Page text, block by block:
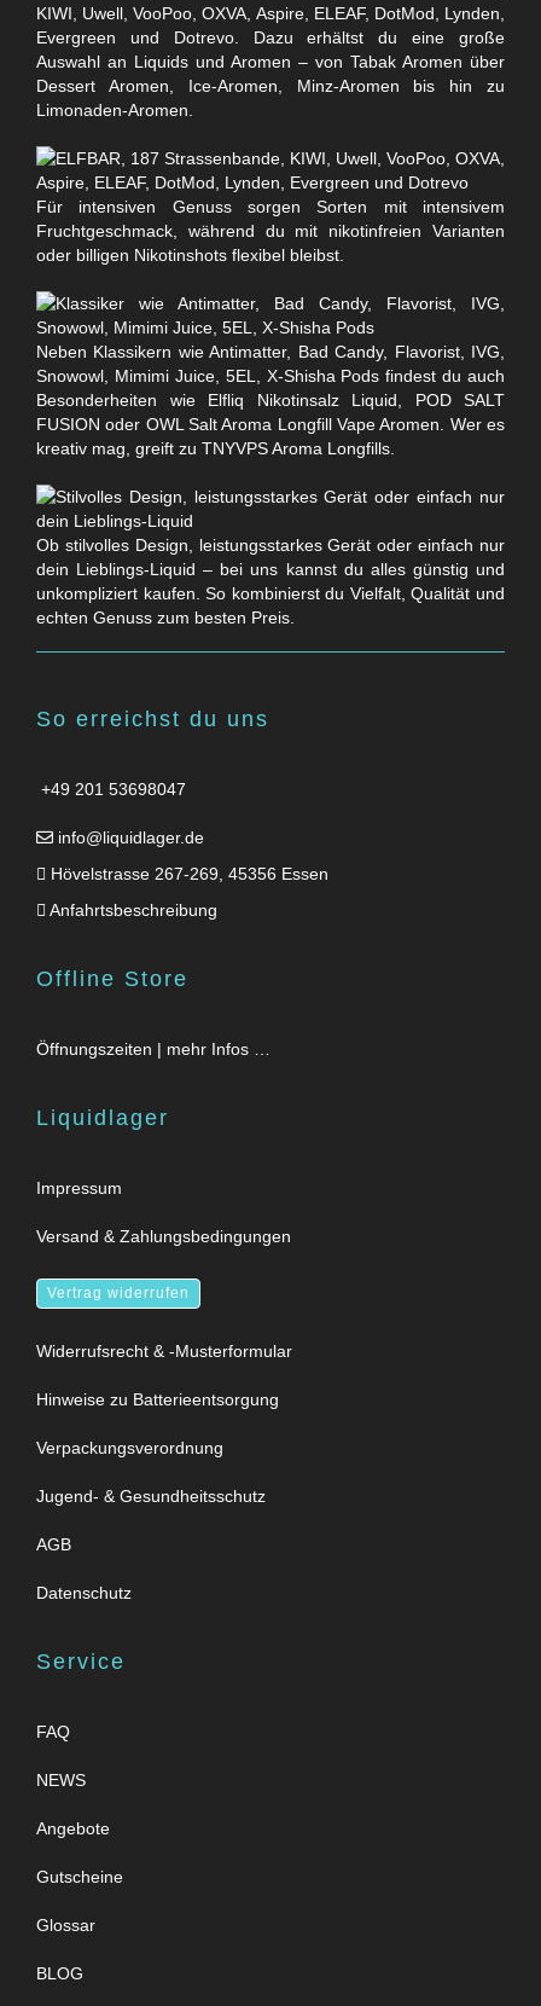
KIWI, Uwell, VooPoo, OXVA, Aspire, ELEAF, DotMod, Lynden,
Evergreen und Dotrevo. Dazu erhältst du eine große
Auswahl an Liquids und Aromen – von Tabak Aromen über
Dessert Aromen, Ice-Aromen, Minz-Aromen bis hin zu
Limonaden-Aromen.
Für intensiven Genuss sorgen Sorten mit intensivem
Fruchtgeschmack, während du mit nikotinfreien Varianten
oder billigen Nikotinshots flexibel bleibst.
Neben Klassikern wie Antimatter, Bad Candy, Flavorist, IVG,
Snowowl, Mimimi Juice, 5EL, X-Shisha Pods findest du auch
Besonderheiten wie Elfliq Nikotinsalz Liquid, POD SALT
FUSION oder OWL Salt Aroma Longfill Vape Aromen. Wer es
kreativ mag, greift zu TNYVPS Aroma Longfills.
Ob stilvolles Design, leistungsstarkes Gerät oder einfach nur
dein Lieblings-Liquid – bei uns kannst du alles günstig und
unkompliziert kaufen. So kombinierst du Vielfalt, Qualität und
echten Genuss zum besten Preis.
So erreichst du uns
+49 201 53698047
info@liquidlager.de
Hövelstrasse 267-269, 45356 Essen
Anfahrtsbeschreibung
Offline Store
Öffnungszeiten | mehr Infos …
Liquidlager
Impressum
Versand & Zahlungsbedingungen
Vertrag widerrufen
Widerrufsrecht & -Musterformular
Hinweise zu Batterieentsorgung
Verpackungsverordnung
Jugend- & Gesundheitsschutz
AGB
Datenschutz
Service
FAQ
NEWS
Angebote
Gutscheine
Glossar
BLOG